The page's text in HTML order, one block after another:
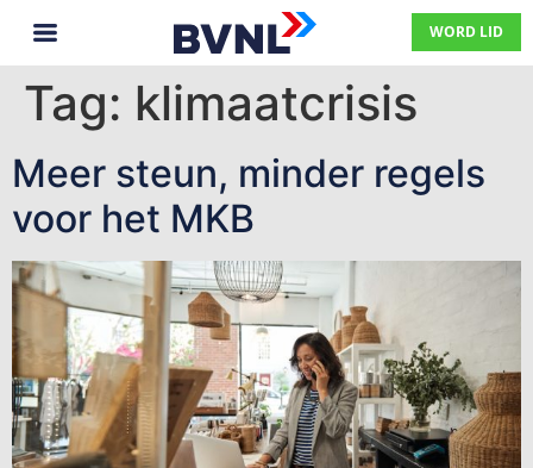
WORD LID
Tag: klimaatcrisis
Meer steun, minder regels
voor het MKB